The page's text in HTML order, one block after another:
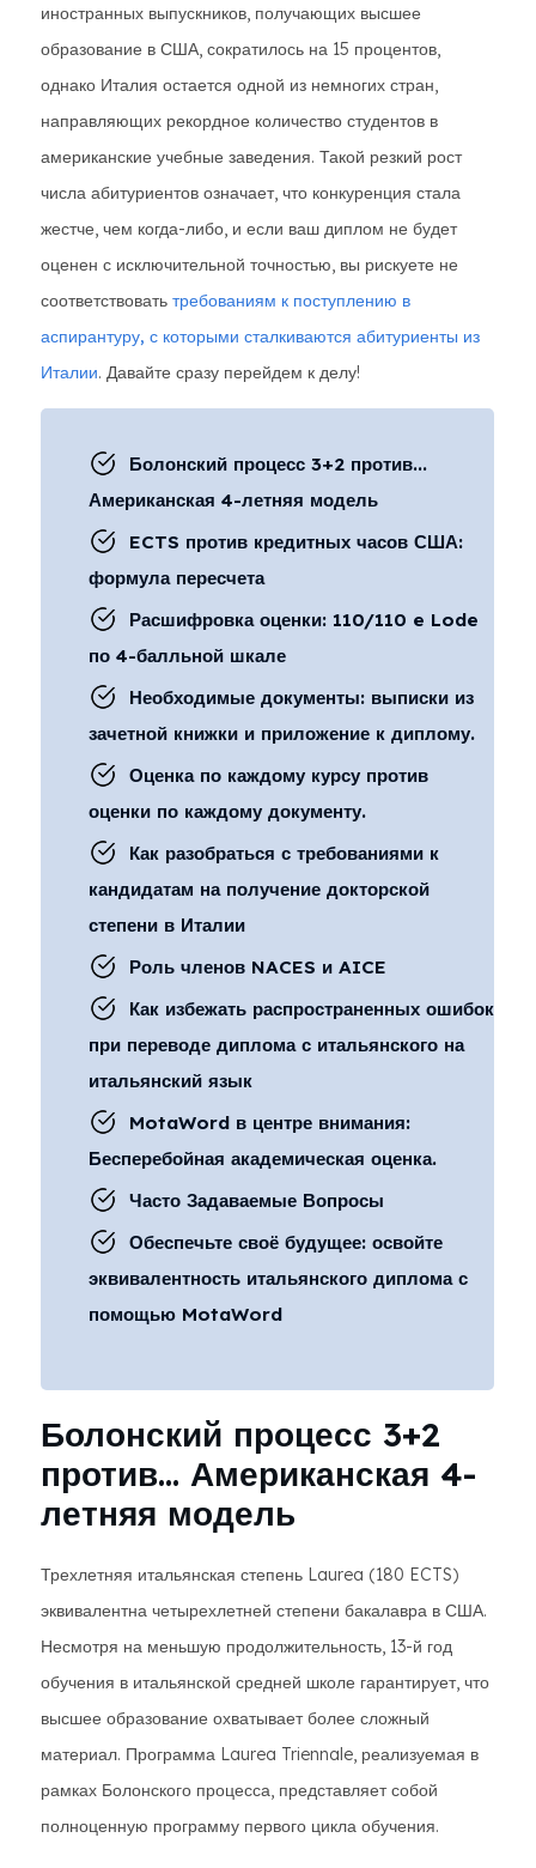
иностранных выпускников, получающих высшее
образование в США, сократилось на 15 процентов,
однако Италия остается одной из немногих стран,
направляющих рекордное количество студентов в
американские учебные заведения. Такой резкий рост
числа абитуриентов означает, что конкуренция стала
жестче, чем когда-либо, и если ваш диплом не будет
оценен с исключительной точностью, вы рискуете не
соответствовать требованиям к поступлению в
аспирантуру, с которыми сталкиваются абитуриенты из
Италии. Давайте сразу перейдем к делу!
Болонский процесс 3+2 против...
Американская 4-летняя модель
ECTS против кредитных часов США:
формула пересчета
Расшифровка оценки: 110/110 e Lode
по 4-балльной шкале
Необходимые документы: выписки из
зачетной книжки и приложение к диплому.
Оценка по каждому курсу против
оценки по каждому документу.
Как разобраться с требованиями к
кандидатам на получение докторской
степени в Италии
Роль членов NACES и AICE
Как избежать распространенных ошибок
при переводе диплома с итальянского на
итальянский язык
MotaWord в центре внимания:
Бесперебойная академическая оценка.
Часто Задаваемые Вопросы
Обеспечьте своё будущее: освойте
эквивалентность итальянского диплома с
помощью MotaWord
Болонский процесс 3+2
против... Американская 4-
летняя модель
Трехлетняя итальянская степень Laurea (180 ECTS)
эквивалентна четырехлетней степени бакалавра в США.
Несмотря на меньшую продолжительность, 13-й год
обучения в итальянской средней школе гарантирует, что
высшее образование охватывает более сложный
материал. Программа Laurea Triennale, реализуемая в
рамках Болонского процесса, представляет собой
полноценную программу первого цикла обучения.